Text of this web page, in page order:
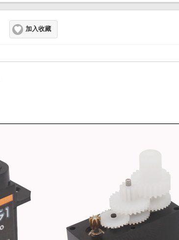
加入收藏